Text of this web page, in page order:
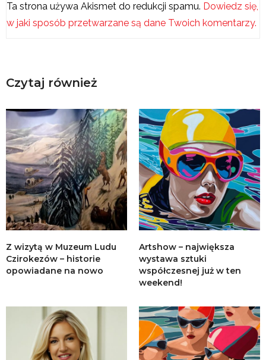
Ta strona używa Akismet do redukcji spamu. Dowiedz się,
w jaki sposób przetwarzane są dane Twoich komentarzy.
Czytaj również
Z wizytą w Muzeum Ludu
Czirokezów – historie
opowiadane na nowo
Artshow – największa
wystawa sztuki
współczesnej już w ten
weekend!